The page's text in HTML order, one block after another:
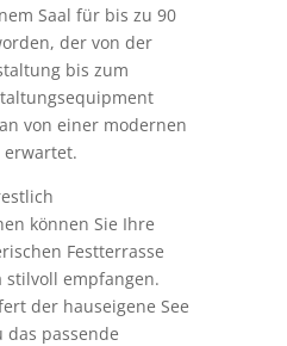
Saal für bis zu 90
der von der
bis zum
von einer modernen
erwartet.
können Sie Ihre
Festterrasse
stilvoll empfangen.
der hauseigene See
das passende